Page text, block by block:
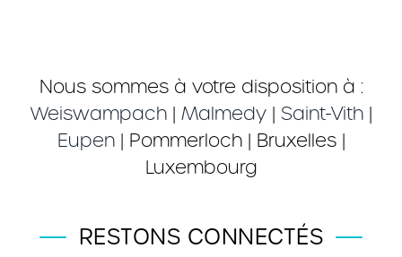
Nous sommes à votre disposition à :
Weiswampach| Malmedy| Saint-Vith|
Eupen| Pommerloch | Bruxelles |
Luxembourg
RESTONS CONNECTÉS